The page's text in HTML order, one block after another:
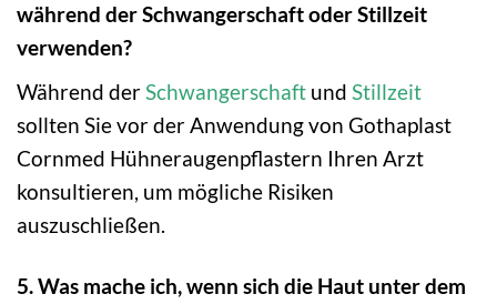
während der Schwangerschaft oder Stillzeit
verwenden?
Während derSchwangerschaft und Stillzeit
sollten Sie vor der Anwendung von Gothaplast
Cornmed Hühneraugenpflastern Ihren Arzt
konsultieren, um mögliche Risiken
auszuschließen.
5. Was mache ich, wenn sich die Haut unter dem